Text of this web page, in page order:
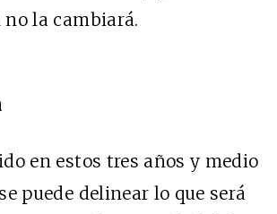
la cambiará.
en estos tres años y medio
puede delinear lo que será